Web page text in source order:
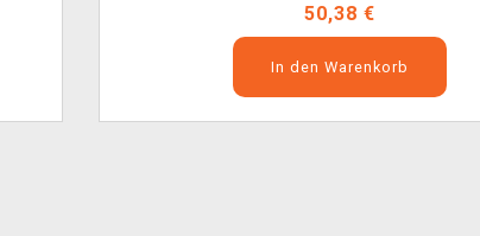
50,38 €
In den Warenkorb